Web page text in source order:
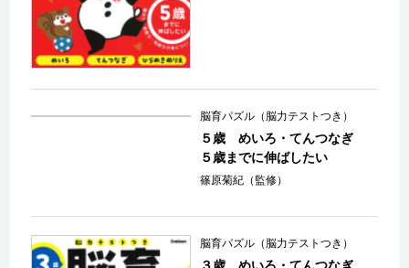
脳育パズル（脳力テストつき）
５歳 めいろ・てんつなぎ
５歳までに伸ばしたい
篠原菊紀（監修）
脳育パズル（脳力テストつき）
３歳 めいろ・てんつなぎ